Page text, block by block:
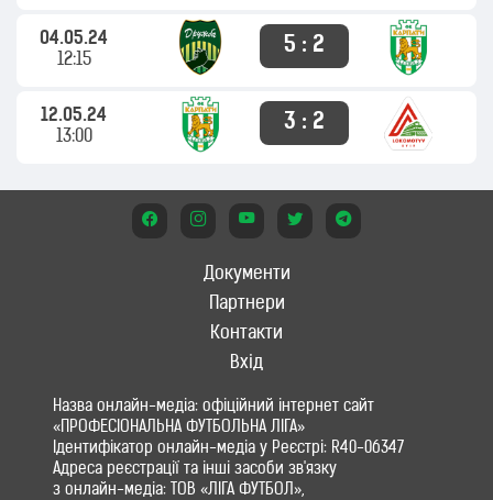
04.05.24
12:15
5 : 2
12.05.24
13:00
3 : 2
Документи
Партнери
Контакти
Вхід
Назва онлайн-медіа: офіційний інтернет сайт
«ПРОФЕСІОНАЛЬНА ФУТБОЛЬНА ЛІГА»
Ідентифікатор онлайн-медіа у Реєстрі: R40-06347
Адреса реєстрації та інші засоби зв'язку
з онлайн-медіа: ТОВ «ЛІГА ФУТБОЛ»,